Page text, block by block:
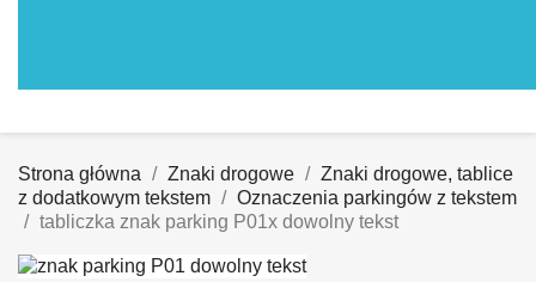
Strona główna Znaki drogowe
Znaki drogowe, tablice
z dodatkowym tekstem
Oznaczenia parkingów z tekstem
tabliczka znak parking P01x dowolny tekst